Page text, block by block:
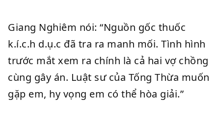
Giang Nghiêm nói: “Nguồn gốc thuốc
k.í.c.h d.ụ.c đã tra ra manh mối. Tình hình
trước mắt xem ra chính là cả hai vợ chồng
cùng gây án. Luật sư của Tống Thừa muốn
gặp em, hy vọng em có thể hòa giải.”